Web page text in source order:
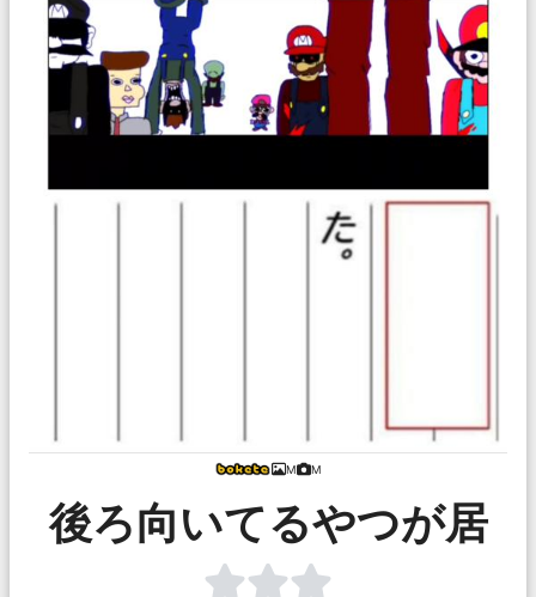
M M
後ろ向いてるやつが居